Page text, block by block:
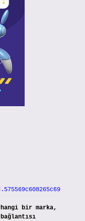
bir marka,